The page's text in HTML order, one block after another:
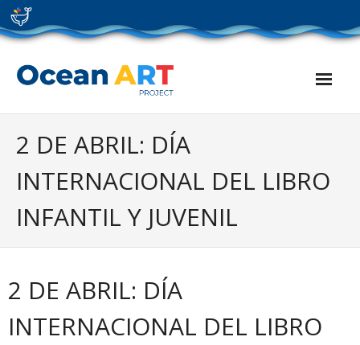
Skip
to
content
2 DE ABRIL: DÍA
INTERNACIONAL DEL LIBRO
INFANTIL Y JUVENIL
2 DE ABRIL: DÍA
INTERNACIONAL DEL LIBRO